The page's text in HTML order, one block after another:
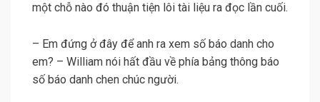
một chỗ nào đó thuận tiện lôi tài liệu ra đọc lần cuối.
– Em đứng ở đây để anh ra xem số báo danh cho
em? – William nói hất đầu về phía bảng thông báo
số báo danh chen chúc người.